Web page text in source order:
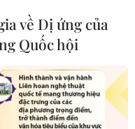
về Dị ứng của
Quốc hội